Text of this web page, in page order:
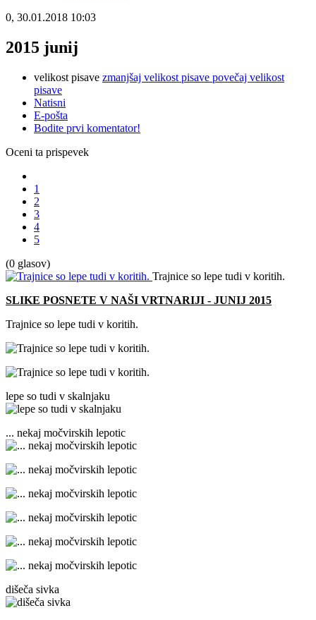
0, 30.01.2018 10:03
2015 junij
velikost pisave zmanjšaj velikost pisave povečaj velikost
pisave
Natisni
E-pošta
Bodite prvi komentator!
Oceni ta prispevek
1
2
3
4
5
(0 glasov)
Trajnice so lepe tudi v koritih.
SLIKE POSNETE V NAŠI VRTNARIJI - JUNIJ 2015
Trajnice so lepe tudi v koritih.
lepe so tudi v skalnjaku
... nekaj močvirskih lepotic
dišeča sivka